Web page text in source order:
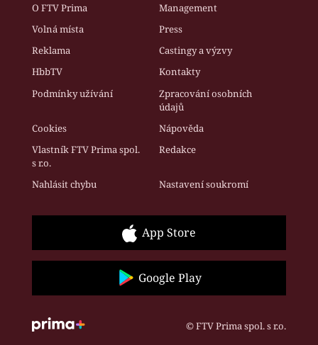
O FTV Prima
Management
Volná místa
Press
Reklama
Castingy a výzvy
HbbTV
Kontakty
Podmínky užívání
Zpracování osobních
údajů
Cookies
Nápověda
Vlastník FTV Prima spol.
s r.o.
Redakce
Nahlásit chybu Nastavení soukromí
App Store
Google Play
© FTV Prima spol. s r.o.